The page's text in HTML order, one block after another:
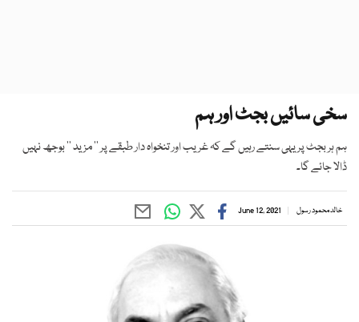
سخی سائیں بجٹ اور ہم
ہم ہر بجٹ پر یہی سنتے رہیں گے کہ غریب اور تنخواہ دار طبقے پر ’’ مزید ‘‘ بوجھ نہیں
ڈالا جائے گا۔
خالد محمود رسول June 12, 2021